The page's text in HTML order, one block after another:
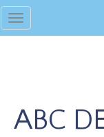
Toggle
navigation
ABC